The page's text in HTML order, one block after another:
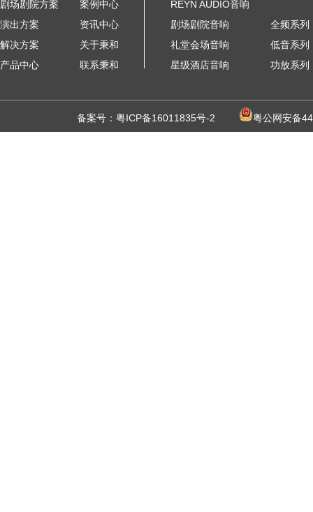
剧场剧院方案
演出方案
解决方案
产品中心
案例中心
资讯中心
关于秉和
联系秉和
REYN AUDIO音响
剧场剧院音响
礼堂会场音响
星级酒店音响
全频系列
低音系列
功放系列
备案号： 粤ICP备16011835号-2 粤公网安备